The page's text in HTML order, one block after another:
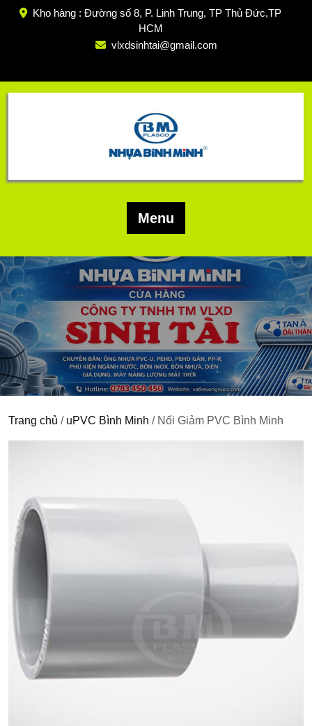
Skip
Kho hàng : Đường số 8, P. Linh Trung, TP Thủ Đức,TP
HCM
vlxdsinhtai@gmail.com
Menu
Trang chủ / uPVC Bình Minh / Nối Giảm PVC Bình Minh